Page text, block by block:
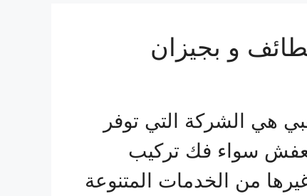
و بجيزان
هي الشركة التي توفر
سواء فك تركيب
من الخدمات المتنوعة